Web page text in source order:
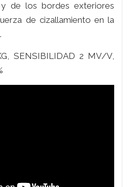
de los bordes exteriores
de cizallamiento en la
SENSIBILIDAD 2 MV/V,